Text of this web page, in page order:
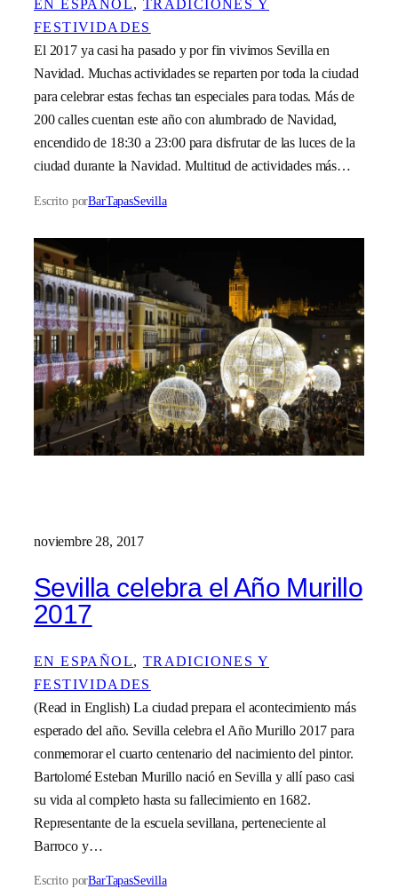
EN ESPAÑOL, TRADICIONES Y
FESTIVIDADES
El 2017 ya casi ha pasado y por fin vivimos Sevilla en
Navidad. Muchas actividades se reparten por toda la ciudad
para celebrar estas fechas tan especiales para todas. Más de
200 calles cuentan este año con alumbrado de Navidad,
encendido de 18:30 a 23:00 para disfrutar de las luces de la
ciudad durante la Navidad. Multitud de actividades más…
Escrito porBarTapasSevilla
noviembre 28, 2017
Sevilla celebra el Año Murillo
2017
EN ESPAÑOL, TRADICIONES Y
FESTIVIDADES
(Read in English) La ciudad prepara el acontecimiento más
esperado del año. Sevilla celebra el Año Murillo 2017 para
conmemorar el cuarto centenario del nacimiento del pintor.
Bartolomé Esteban Murillo nació en Sevilla y allí paso casi
su vida al completo hasta su fallecimiento en 1682.
Representante de la escuela sevillana, perteneciente al
Barroco y…
Escrito porBarTapasSevilla